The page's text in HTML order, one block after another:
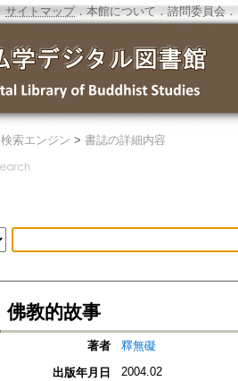
サイトマップ．本館について ． 諮問委員会 ．
検索エンジン > 書誌の詳細内容
佛教的故事
著者
釋無礙
出版年月日
2004.02